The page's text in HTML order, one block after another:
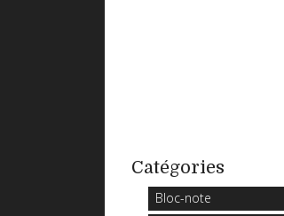
Catégories
Bloc-note